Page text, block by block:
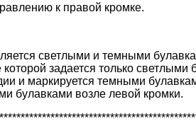
к правой кромке.
светлыми и темными
задается только светлыми
и маркируется темными
булавками возле левой кромки.